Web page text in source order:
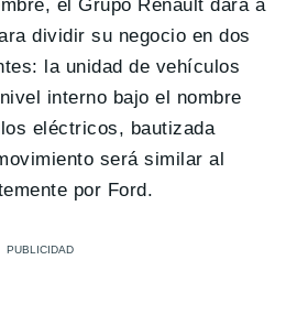
el Grupo Renault dará a
dividir su negocio en dos
la unidad de vehículos
interno bajo el nombre
eléctricos, bautizada
será similar al
por Ford.